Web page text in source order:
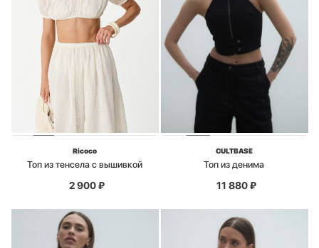
Ricoco
Топ из тенсела с вышивкой
2 900₽
CULTBASE
Топ из денима
11 880₽